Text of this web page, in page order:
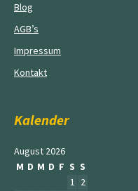
Blog
AGB’s
Impressum
Kontakt
Kalender
August 2026
M D M D F S S
1 2